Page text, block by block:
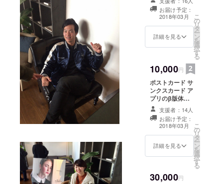
おすすめするカ
フェ10選 オリジ
ナルタンブラー
お届け予定：
2018年03月
詳細を見る
こ
の
リ
タ
ー
ン
を
選
択
す
る
10,000円
ポストカード サ
ンクスカード ア
プリのβ版体験
長崎の大学生が
おすすめするカ
フェ10選 オリジ
ナルタンブラー
オリジナルラン
チョンマット
支援者：14人
お届け予定：
2018年03月
詳細を見る
こ
の
リ
タ
ー
ン
を
選
択
す
る
30,000円